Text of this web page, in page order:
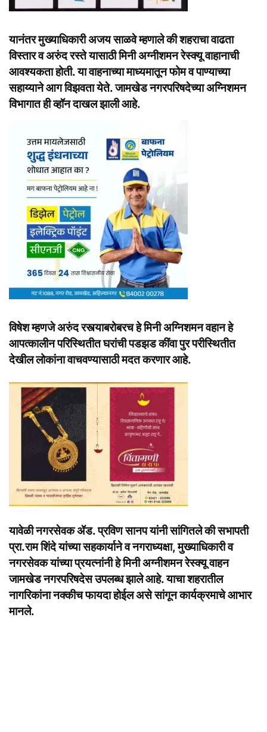
यानंतर मुख्याधिकारी अजय साळवे म्हणाले की शहराचा वाढता
विस्तार व अरुंद रस्ते यासाठी मिनी अग्नीशमन रेस्क्यू वाहानाची
आवश्यकता होती. या वाहनाच्या माध्यमातून फोम व पाण्याच्या
सहाय्याने आग विझवता येते. जामखेड नगरपरिषदेच्या अग्निशमन
विभागात ही व्हॉन दाखल झाली आहे.
विषेश म्हणजे अरुंद रस्त्याबरोबरच हे मिनी अग्निशमन वहान हे
आपत्कालीन परिस्थितीत घरांची पडझड कींवा पुर परीस्थितीत
देखील लोकांना वाचवण्यासाठी मदत करणार आहे.
यावेळी नगरसेवक ॲड. प्रविण सानप यांनी सांगितले की सभापती
प्रा.राम शिंदे यांच्या सहकार्याने व नगराध्यक्षा, मुख्याधिकारी व
नगरसेवक यांच्या प्रयत्नांनी हे मिनी अग्नीशमन रेस्क्यू वाहन
जामखेड नगरपरिषदेस उपलब्ध झाले आहे. याचा शहरातील
नागरिकांना नक्कीच फायदा होईल असे सांगून कार्यक्रमाचे आभार
मानले.